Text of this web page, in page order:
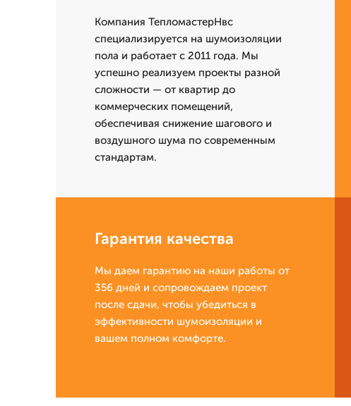
Компания ТепломастерНвс
специализируется на шумоизоляции
пола и работает с 2011 года. Мы
успешно реализуем проекты разной
сложности — от квартир до
коммерческих помещений,
обеспечивая снижение шагового и
воздушного шума по современным
стандартам.
Гарантия качества
Мы даем гарантию на наши работы от
356 дней и сопровождаем проект
после сдачи, чтобы убедиться в
эффективности шумоизоляции и
вашем полном комфорте.